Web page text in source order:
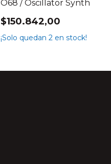
O68 / Oscillator Synth
$150.842,00
¡Solo quedan 2 en stock!